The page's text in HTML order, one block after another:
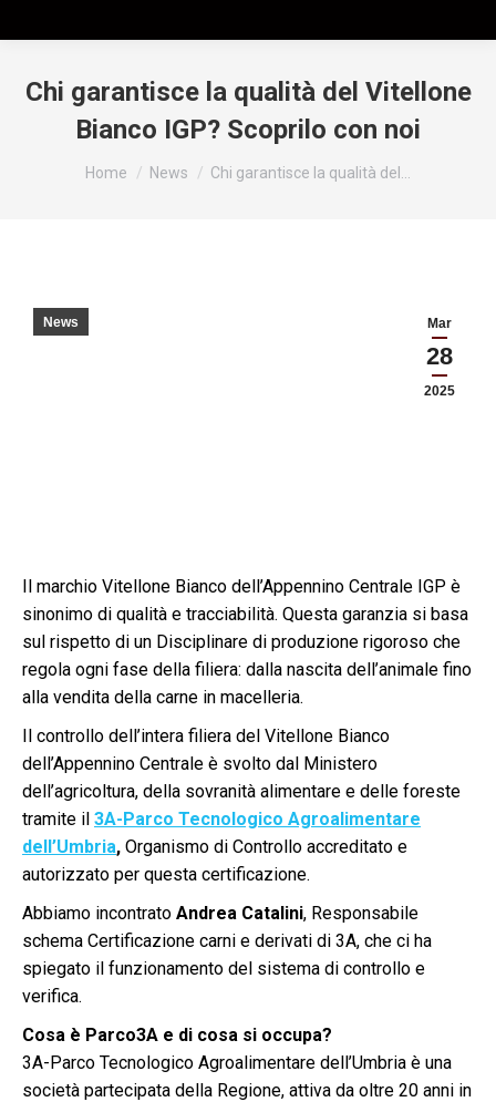
Chi garantisce la qualità del Vitellone
Bianco IGP? Scoprilo con noi
Tu sei qui:
Home News Chi garantisce la qualità del…
Mar
28
2025
News
Il marchio Vitellone Bianco dell’Appennino Centrale IGP è
sinonimo di qualità e tracciabilità. Questa garanzia si basa
sul rispetto di un Disciplinare di produzione rigoroso che
regola ogni fase della filiera: dalla nascita dell’animale fino
alla vendita della carne in macelleria.
Il controllo dell’intera filiera del Vitellone Bianco
dell’Appennino Centrale è svolto dal Ministero
dell’agricoltura, della sovranità alimentare e delle foreste
tramite il 3A-Parco Tecnologico Agroalimentare
dell’Umbria, Organismo di Controllo accreditato e
autorizzato per questa certificazione.
Abbiamo incontrato Andrea Catalini, Responsabile
schema Certificazione carni e derivati di 3A, che ci ha
spiegato il funzionamento del sistema di controllo e
verifica.
Cosa è Parco3A e di cosa si occupa?
3A-Parco Tecnologico Agroalimentare dell’Umbria è una
società partecipata della Regione, attiva da oltre 20 anni in